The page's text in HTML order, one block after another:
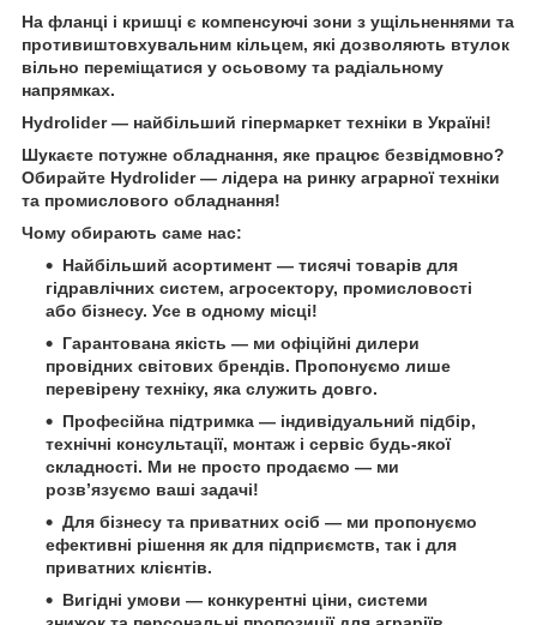
На фланці і кришці є компенсуючі зони з ущільненнями та
противиштовхувальним кільцем, які дозволяють втулок
вільно переміщатися у осьовому та радіальному
напрямках.
Hydrolider— найбільший гіпермаркет техніки в Україні!
Шукаєте потужне обладнання, яке працює безвідмовно?
Обирайте Hydrolider— лідера на ринку аграрної техніки
та промислового обладнання!
Чому обирають саме нас:
Найбільший асортимент — тисячі товарів для
гідравлічних систем, агросектору, промисловості
або бізнесу. Усе в одному місці!
Гарантована якість — ми офіційні дилери
провідних світових брендів. Пропонуємо лише
перевірену техніку, яка служить довго.
Професійна підтримка — індивідуальний підбір,
технічні консультації, монтаж і сервіс будь-якої
складності. Ми не просто продаємо — ми
розв’язуємо ваші задачі!
Для бізнесу та приватних осіб — ми пропонуємо
ефективні рішення як для підприємств, так і для
приватних клієнтів.
Вигідні умови — конкурентні ціни, системи